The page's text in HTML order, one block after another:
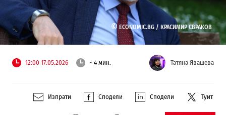
©ECONOMIC.BG / КРАСИМИР СВРАКОВ
12:00 17.05.2026 ~ 4 мин. Татяна Явашева
Изпрати Сподели Сподели Туит